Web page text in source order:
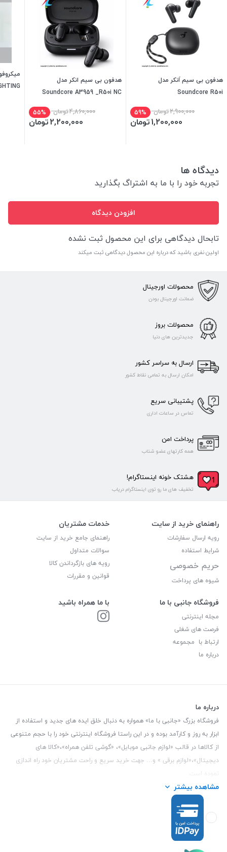
هدفون بی سیم اَنکر مدل
Soundcore R50i
2,900,000تومان 59%
1,200,000تومان
هدفون بی سیم انکر مدل
Soundcore A3959 _R50i NC
4,860,000تومان 55%
2,200,000تومان
دیدگاه ها
تجربه خود را با ما به اشتراگ بگذارید
افزودن دیدگاه
تابحال دیدگاهی برای این محصول ثبت نشده
اولین نفری باشید که درباره این محصول دیدگاهی ثبت میکند
محصولات اورجینال
ضمانت اورجینال بودن
محصولات بروز
جدیدترین های دنیا
ارسال به سراسر کشور
امکان ارسال به تمامی نقاط کشور
پشتیبانی سریع
تماس در ساعات اداری
پرداخت امن
همه کارتهای عضو شتاب
هشتک خونه اینستاگرام!
تخفیف های ما رو توی اینستاگرام دریاب
راهنمای خرید از سایت
رویه ارسال سفارشات
شرایط استفاده
حریم خصوصی
شیوه های پرداخت
خدمات مشتریان
راهنمای جامع خرید از سایت
سوالات متداول
رویه های بازگرداندن کالا
قوانین و مقررات
فروشگاه جانبی با ما
مجله اینترنتی
فرصت های شغلی
ارتباط با مجموعه
درباره ما
با ما همراه باشید
درباره ما
فروشگاه بزرگ «جانبی با ما» همواره به دنبال خلق ایده های جدید و استفاده از
ابزار به روز و کارآمد بوده و در این راستا فروشگاه اینترنتی خود را با حجم متنوعی
از کالاها در قالب «لوازم جانبی موبایل»، «گوشی تلفن همراه»،«کالا های
دیجیتال»،«لوازم برقی » و… جهت خرید سریع و راحت مشتریان خود راه اندازی
این فروشگاه تمام تلاش خود را نموده تا کالاهایی با کیفیت و با حداقل قیمت
عرضه نماید.
تلفن تماس :3847 088 0912
و ملی طبقه زیرین عکاسی
مشاهده بیشتر